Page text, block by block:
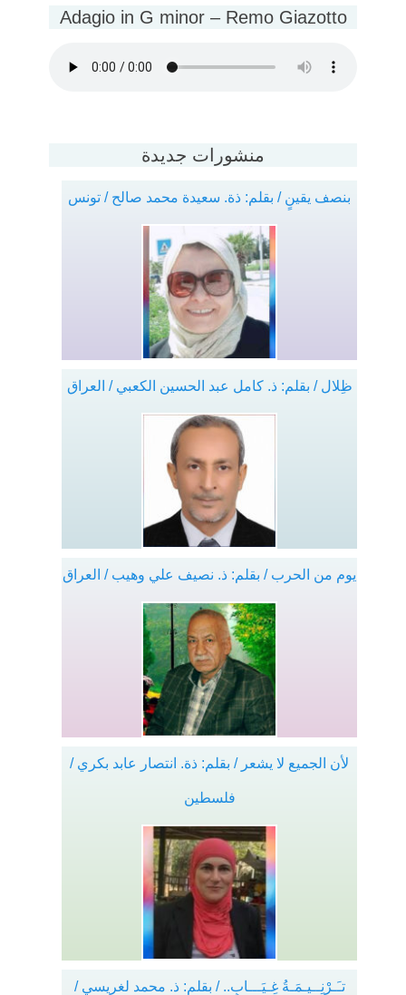
Adagio in G minor – Remo Giazotto
منشورات جديدة
بنصف يقينٍ / بقلم: ذة. سعيدة محمد صالح / تونس
ظِلال / بقلم: ذ. كامل عبد الحسين الكعبي / العراق
يوم من الحرب / بقلم: ذ. نصيف علي وهيب / العراق
لأن الجميع لا يشعر / بقلم: ذة. انتصار عابد بكري /
فلسطين
تـَـرْنِــيـمَـةُ غِـيَـــابٍ.. / بقلم: ذ. محمد لغريسي /